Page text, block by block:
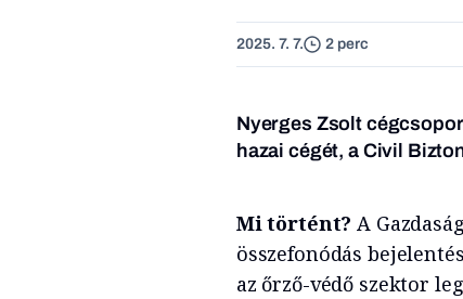
2025. 7. 7. 2 perc
Nyerges Zsolt
hazai cégét, a Civil
Mi történt? A
összefonódás
az őrző-védő szektor